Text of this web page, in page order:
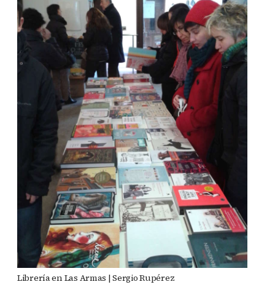
Librería en Las Armas | Sergio Rupérez